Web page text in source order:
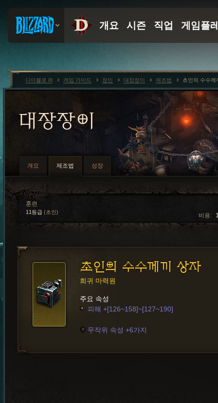
대장장이
개요 제조법 성장
비용:
훈련
11등급 (초인)
초인의 수수께끼 상자
희귀 마력원
주요 속성
피해 +[126~158]~[127~190]
무작위 속성 +6가지
디아블로 III 게임 가이드 장인 대장장이 제조법 초인의 수수께